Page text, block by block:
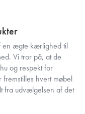
en ægte kærlighed til
Vi tror på, at de
og respekt for
hvert møbel
fra udvælgelsen af det